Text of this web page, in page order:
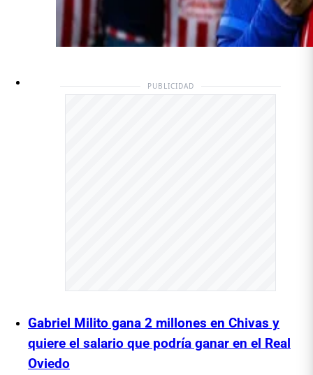
PUBLICIDAD
Gabriel Milito gana 2 millones en Chivas y
quiere el salario que podría ganar en el Real
Oviedo